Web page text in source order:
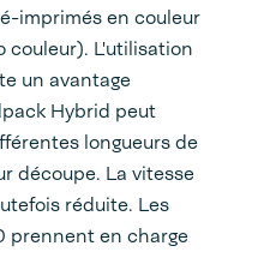
imprimés en couleur
couleur). L'utilisation
un avantage
Hybrid peut
longueurs de
découpe. La vitesse
réduite. Les
prennent en charge